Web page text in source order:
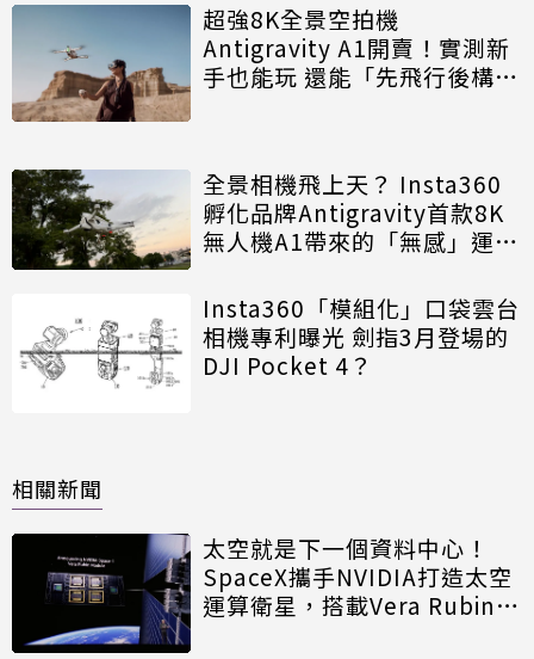
超強8K全景空拍機
Antigravity A1開賣！實測新
手也能玩 還能「先飛行後構
全景相機飛上天？ Insta360
孵化品牌Antigravity首款8K
無人機A1帶來的「無感」運鏡
Insta360「模組化」口袋雲台
相機專利曝光 劍指3月登場的
DJI Pocket 4？
相關新聞
太空就是下一個資料中心！
SpaceX攜手NVIDIA打造太空
運算衛星，搭載Vera Rubin運